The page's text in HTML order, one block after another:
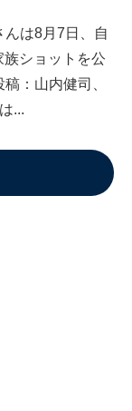
は8月7日、自
ショットを公
：山内健司、
...